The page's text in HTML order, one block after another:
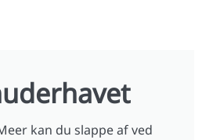
kan du slappe af ved